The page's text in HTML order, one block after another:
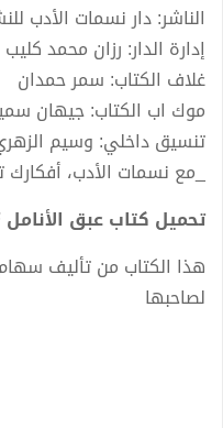
الناشر: دار نسمات الأدب
إدارة الدار: رزان محمد كليب
غلاف الكتاب: سمر حمدان
موك اب الكتاب: جيهان
تنسيق داخلي: وسيم
_مع نسمات الأدب، أفكارك
تحميل كتاب عبق الأنامل PDF - سهام بن رابح
هذا الكتاب من تأليف
لصاحبها